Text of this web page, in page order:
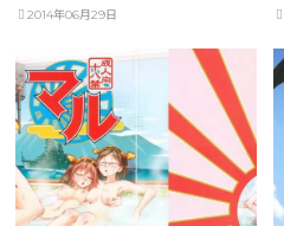
2014年06月29日